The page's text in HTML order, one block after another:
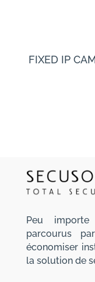
FIXED IP
Peu
parcourus
économiser
la solution de